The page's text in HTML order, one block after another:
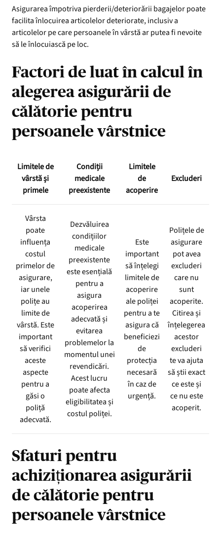
Asigurarea împotriva pierderii/deteriorării bagajelor poate
facilita înlocuirea articolelor deteriorate, inclusiv a
articolelor pe care persoanele în vârstă ar putea fi nevoite
să le înlocuiască pe loc.
Factori de luat în calcul în
alegerea asigurării de
călătorie pentru
persoanele vârstnice
Limitele de
vârstă și
primele
Condiții
medicale
preexistente
Limitele
de
acoperire
Excluderi
Vârsta
poate
influența
costul
primelor de
asigurare,
iar unele
polițe au
limite de
vârstă. Este
important
să verifici
aceste
aspecte
pentru a
găsi o
poliță
adecvată.
Dezvăluirea
condițiilor
medicale
preexistente
este esențială
pentru a
asigura
acoperirea
adecvată și
evitarea
problemelor la
momentul unei
revendicări.
Acest lucru
poate afecta
eligibilitatea și
costul poliței.
Este
important
să înțelegi
limitele de
acoperire
ale poliței
pentru a te
asigura că
beneficiezi
de
protecția
necesară
în caz de
urgență.
Polițele de
asigurare
pot avea
excluderi
care nu
sunt
acoperite.
Citirea și
înțelegerea
acestor
excluderi
te va ajuta
să știi exact
ce este și
ce nu este
acoperit.
Sfaturi pentru
achiziționarea asigurării
de călătorie pentru
persoanele vârstnice